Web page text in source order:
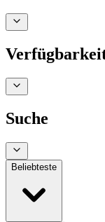
Suche
Beliebteste